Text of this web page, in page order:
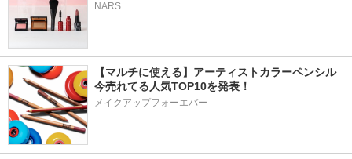
NARS
【マルチに使える】アーティストカラーペンシル
今売れてる人気TOP10を発表！
メイクアップフォーエバー